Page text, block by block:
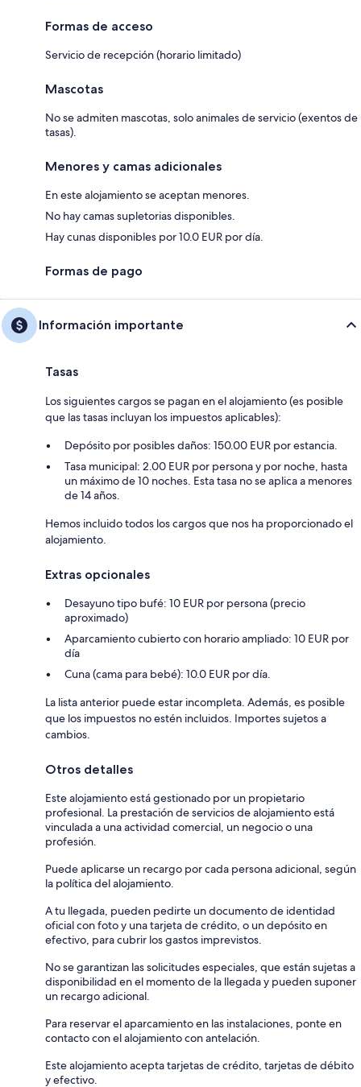
Formas de acceso
Servicio de recepción (horario limitado)
Mascotas
No se admiten mascotas, solo animales de servicio (exentos de
tasas).
Menores y camas adicionales
En este alojamiento se aceptan menores.
No hay camas supletorias disponibles.
Hay cunas disponibles por 10.0 EUR por día.
Formas de pago
Información importante
Tasas
Los siguientes cargos se pagan en el alojamiento (es posible
que las tasas incluyan los impuestos aplicables):
Depósito por posibles daños: 150.00 EUR por estancia.
Tasa municipal: 2.00 EUR por persona y por noche, hasta
un máximo de 10 noches. Esta tasa no se aplica a menores
de 14 años.
Hemos incluido todos los cargos que nos ha proporcionado el
alojamiento.
Extras opcionales
Desayuno tipo bufé: 10 EUR por persona (precio
aproximado)
Aparcamiento cubierto con horario ampliado: 10 EUR por
día
Cuna (cama para bebé): 10.0 EUR por día.
La lista anterior puede estar incompleta. Además, es posible
que los impuestos no estén incluidos. Importes sujetos a
cambios.
Otros detalles
Este alojamiento está gestionado por un propietario
profesional. La prestación de servicios de alojamiento está
vinculada a una actividad comercial, un negocio o una
profesión.
Puede aplicarse un recargo por cada persona adicional, según
la política del alojamiento.
A tu llegada, pueden pedirte un documento de identidad
oficial con foto y una tarjeta de crédito, o un depósito en
efectivo, para cubrir los gastos imprevistos.
No se garantizan las solicitudes especiales, que están sujetas a
disponibilidad en el momento de la llegada y pueden suponer
un recargo adicional.
Para reservar el aparcamiento en las instalaciones, ponte en
contacto con el alojamiento con antelación.
Este alojamiento acepta tarjetas de crédito, tarjetas de débito
y efectivo.